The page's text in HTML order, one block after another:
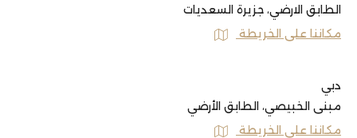
الطابق الارضي، جزيرة السعديات
مكاننا على الخريطة
دبي
مبنى الخبيصي، الطابق الأرضي
مكاننا على الخريطة